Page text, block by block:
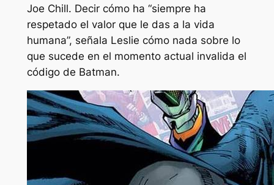
Joe Chill. Decir cómo ha “siempre ha
respetado el valor que le das a la vida
humana”, señala Leslie cómo nada sobre lo
que sucede en el momento actual invalida el
código de Batman.